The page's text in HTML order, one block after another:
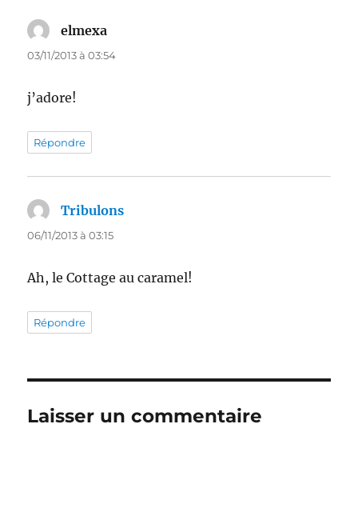
elmexa
03/11/2013 à 03:54
j’adore!
Répondre
Tribulons
06/11/2013 à 03:15
Ah, le Cottage au caramel!
Répondre
Laisser un commentaire